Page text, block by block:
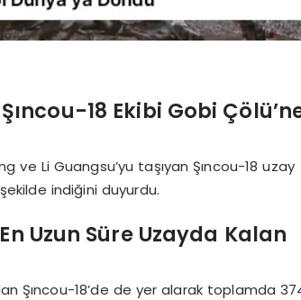
18 Ekibi Gobi
ve Li Guangsu’yu taşıyan Şıncou-18 uzay
indiğini duyurdu.
Uzun Süre Uzayda Kalan
Şıncou-18’de de yer alarak toplamda